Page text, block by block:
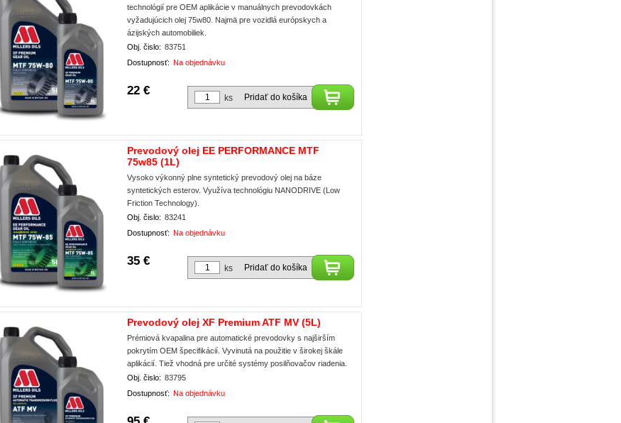
technológií pre OEM aplikácie v manuálnych prevodovkách
vyžadujúcich olej 75w80. Najmä pre vozidlá európskych a
ázijských automobiliek.
Obj. čislo: 83751
Dostupnosť: Na objednávku
22 € Pridať do košíka
ks
Prevodový olej EE PERFORMANCE MTF
75w85 (1L)
Vysoko výkonný plne syntetický prevodový olej na báze
syntetických esterov. Využíva technológiu NANODRIVE (Low
Friction Technology).
Obj. čislo: 83241
Dostupnosť: Na objednávku
35 € Pridať do košíka
ks
Prevodový olej XF Premium ATF MV (5L)
Prémiová kvapalina pre automatické prevodovky s najširším
pokrytím OEM špecifikácií. Vyvinutá na použitie v širokej škále
aplikácií. Tiež vhodná pre určité systémy posilňovačov riadenia.
Obj. čislo: 83795
Dostupnosť: Na objednávku